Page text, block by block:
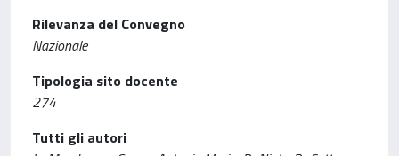
Rilevanza del Convegno
Nazionale
Tipologia sito docente
274
Tutti gli autori